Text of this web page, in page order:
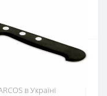
в Україні